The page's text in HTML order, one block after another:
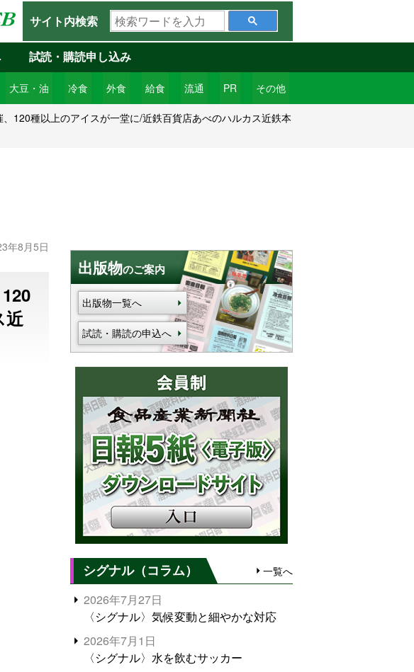
サイト内検索
検
索
ワ
ー
ド
を
入
大豆・油 冷食 外食 給食 流通 PR その他
試読・購読申し込み
120種以上のアイスが一堂に/近鉄百貨店あべのハルカス近鉄本
年8月5日
近
出版物のご案内
出版物一覧へ
試読・購読の申込へ
シグナル（コラム） 一覧へ
2026年7月27日
〈シグナル〉気候変動と細やかな対応
2026年7月1日
〈シグナル〉水を飲むサッカー